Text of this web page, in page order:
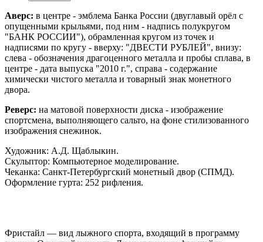
Аверс: в центре - эмблема Банка России (двуглавый орёл с
опущенными крыльями, под ним - надпись полукругом
"БАНК РОССИИ"), обрамленная кругом из точек и
надписями по кругу - вверху: "ДВЕСТИ РУБЛЕЙ", внизу:
слева - обозначения драгоценного металла и пробы сплава, в
центре - дата выпуска "2010 г.", справа - содержание
химически чистого металла и товарный знак монетного
двора.
Реверс: на матовой поверхности диска - изображение
спортсмена, выполняющего сальто, на фоне стилизованного
изображения снежинок.
Художник: А.Д. Щаблыкин.
Скульптор: Компьютерное моделирование.
Чеканка: Санкт-Петербургский монетный двор (СПМД).
Оформление гурта: 252 рифления.
Фристайл — вид лыжного спорта, входящий в программу